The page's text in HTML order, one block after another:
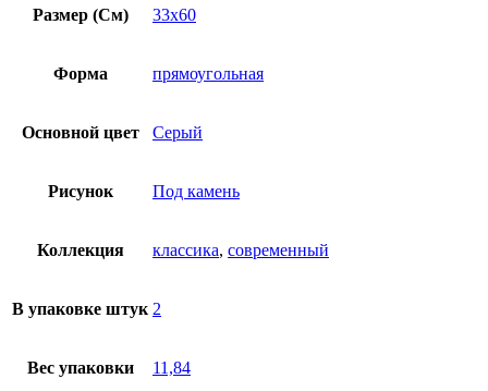
Размер (См) 33х60
Форма прямоугольная
Основной цвет Серый
Рисунок Под камень
Коллекция классика, современный
В упаковке штук 2
Вес упаковки 11,84